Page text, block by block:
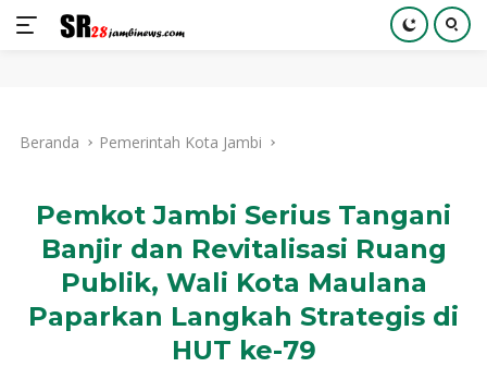
kontenBeranda Pemerintah Kota Jambi
Pemkot Jambi Serius Tangani
Banjir dan Revitalisasi Ruang
Publik, Wali Kota Maulana
Paparkan Langkah Strategis di
HUT ke-79